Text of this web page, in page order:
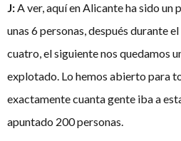
J:A ver, aquí en Alicante ha sido un
unas 6 personas, después durante
cuatro, el siguiente nos quedamos
explotado. Lo hemos abierto para
exactamente cuanta gente iba a
apuntado 200 personas.